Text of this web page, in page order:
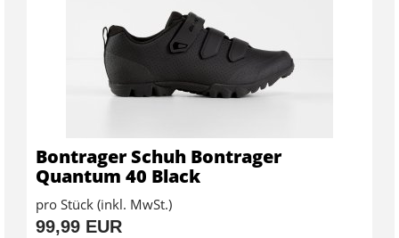
Bontrager Schuh Bontrager
Quantum 40 Black
pro Stück (inkl. MwSt.)
99,99 EUR